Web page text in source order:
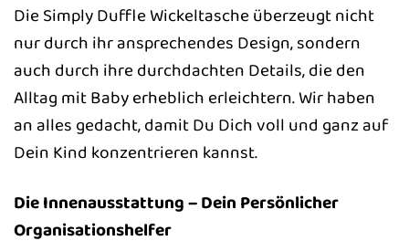
Die Simply Duffle Wickeltasche überzeugt nicht
nur durch ihr ansprechendes Design, sondern
auch durch ihre durchdachten Details, die den
Alltag mit Baby erheblich erleichtern. Wir haben
an alles gedacht, damit Du Dich voll und ganz auf
Dein Kind konzentrieren kannst.
Die Innenausstattung – Dein Persönlicher
Organisationshelfer